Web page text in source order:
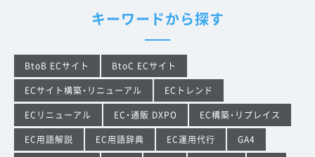
キーワードから探す
BtoB ECサイト
BtoC ECサイト
ECサイト構築・リニューアル
ECトレンド
ECリニューアル
EC・通販 DXPO
EC構築・リプレイス
EC用語解説
EC用語辞典 EC運用代行
GA4